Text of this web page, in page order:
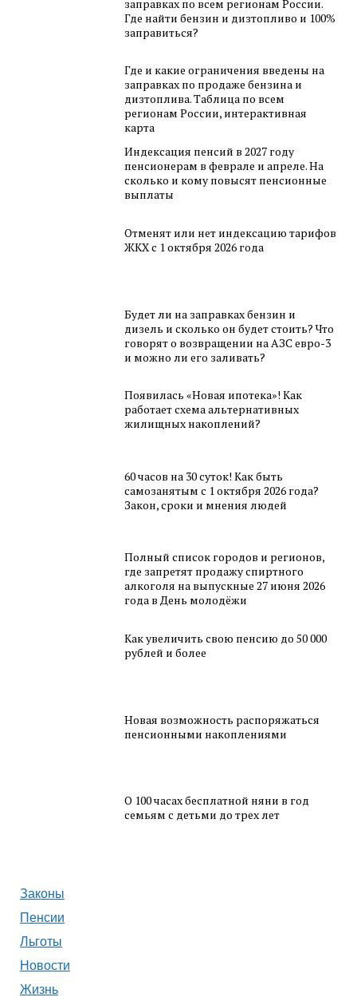
заправках по всем регионам России.
Где найти бензин и дизтопливо и 100%
заправиться?
Где и какие ограничения введены на
заправках по продаже бензина и
дизтоплива. Таблица по всем
регионам России, интерактивная
карта
Индексация пенсий в 2027 году
пенсионерам в феврале и апреле. На
сколько и кому повысят пенсионные
выплаты
Отменят или нет индексацию тарифов
ЖКХ с 1 октября 2026 года
Будет ли на заправках бензин и
дизель и сколько он будет стоить? Что
говорят о возвращении на АЗС евро-3
и можно ли его заливать?
Появилась «Новая ипотека»! Как
работает схема альтернативных
жилищных накоплений?
60 часов на 30 суток! Как быть
самозанятым с 1 октября 2026 года?
Закон, сроки и мнения людей
Полный список городов и регионов,
где запретят продажу спиртного
алкоголя на выпускные 27 июня 2026
года в День молодёжи
Как увеличить свою пенсию до 50 000
рублей и более
Новая возможность распоряжаться
пенсионными накоплениями
О 100 часах бесплатной няни в год
семьям с детьми до трех лет
Законы
Пенсии
Льготы
Новости
Жизнь